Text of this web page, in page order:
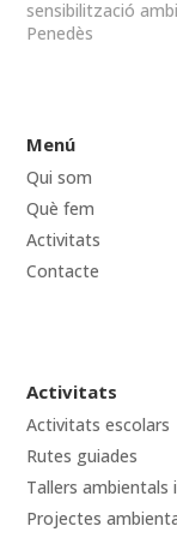
sensibilització
Penedès
Menú
Qui som
Què fem
Activitats
Contacte
Activitats
Activitats escolars
Rutes guiades
Tallers
Projectes